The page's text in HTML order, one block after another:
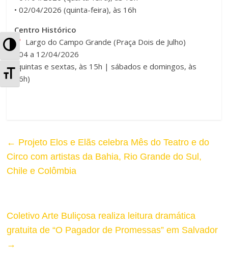
A
t
n
a
A
r
n
r
T
• 02/04/2026 (quinta-feira), às 16h
Centro Histórico
Largo do Campo Grande (Praça Dois de Julho)
• 04 a 12/04/2026
(quintas e sextas, às 15h | sábados e domingos, às
16h)
← Projeto Elos e Elãs celebra Mês do Teatro e do
Circo com artistas da Bahia, Rio Grande do Sul,
Chile e Colômbia
Coletivo Arte Buliçosa realiza leitura dramática
gratuita de “O Pagador de Promessas” em Salvador
→